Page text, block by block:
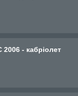
2006 - кабріолет